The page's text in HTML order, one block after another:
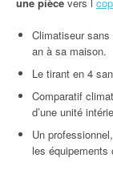
Climatiseur
an à sa maison.
Le tirant en 4
Comparatif
d’une unité
Un
les